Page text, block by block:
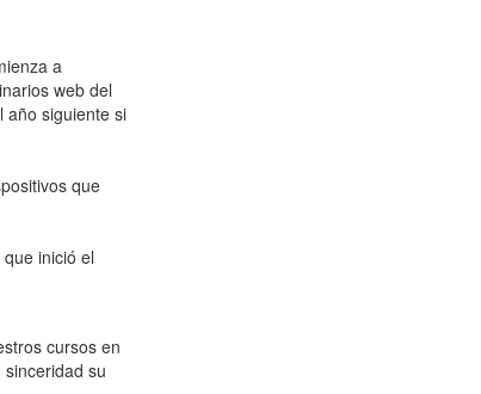
a
web del
año siguiente si
que
inició el
cursos en
su